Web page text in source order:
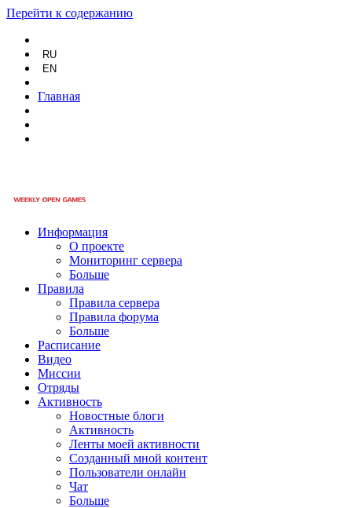
Перейти к содержанию
RU
EN
Главная
Информация
О проекте
Мониторинг сервера
Больше
Правила
Правила сервера
Правила форума
Больше
Расписание
Видео
Миссии
Отряды
Активность
Новостные блоги
Активность
Ленты моей активности
Созданный мной контент
Пользователи онлайн
Чат
Больше